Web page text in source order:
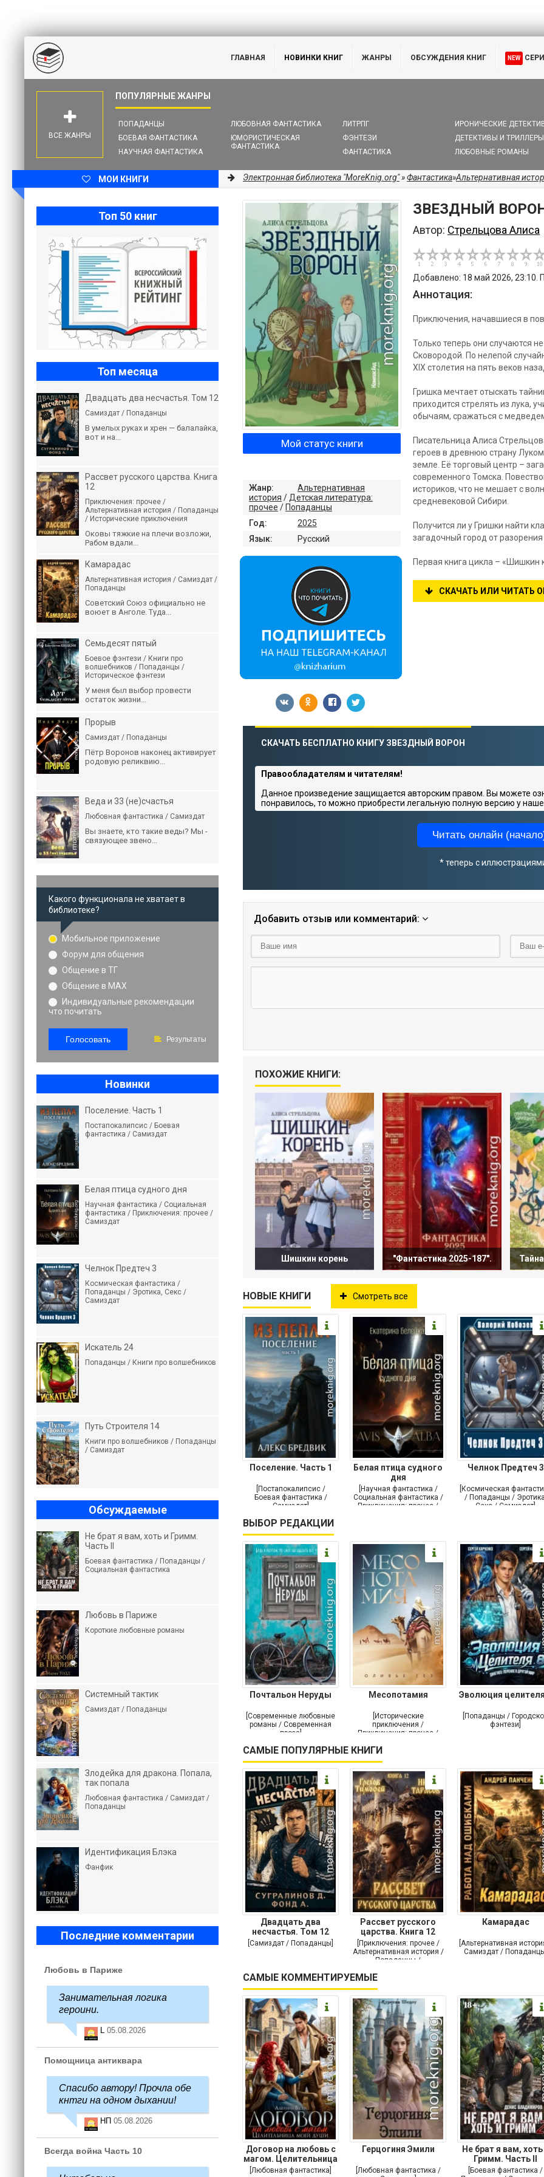
ГЛАВНАЯ НОВИНКИ КНИГ ЖАНРЫ ОБСУЖДЕНИЯ КНИГ NEW
ПОПАДАНЦЫ
БОЕВАЯ ФАНТАСТИКА
НАУЧНАЯ ФАНТАСТИКА
ЛЮБОВНАЯ ФАНТАСТИКА
ЮМОРИСТИЧЕСКАЯ
ФАНТАСТИКА
ЛИТРПГ
ФЭНТЕЗИ
ФАНТАСТИКА
ИРОНИЧЕСКИЕ
ДЕТЕКТИВЫ И ТРИЛЛЕРЫ
ЛЮБОВНЫЕ РОМАНЫ
ВСЕ ЖАНРЫ
МОИ КНИГИ Электронная библиотека "MoreKnig.org"»Фантастика»Альтернативная
ЗВЕЗДНЫЙ
Автор: Стрельцова Алиса
Добавлено: 18 май 2026, 23:10.
Аннотация:
Приключения, начавшиеся в
Только теперь они случаются
Сковородой. По нелепой
XIX столетия на пять веков
Гришка мечтает отыскать
приходится стрелять из лука,
обычаям, сражаться с
Писательница Алиса
героев в древнюю страну
земле. Её торговый центр –
современного Томска.
историков, что не мешает с
средневековой Сибири.
Получится ли у Гришки найти
загадочный город от
Первая книга цикла – «Шишкин
СКАЧАТЬ ИЛИ ЧИТАТЬ
Мой статус книги
Жанр:
Альтернативная
история /Детская литература:
прочее / Попаданцы
Год:
2025
Язык:
Русский
СКАЧАТЬ БЕСПЛАТНО КНИГУ ЗВЕЗДНЫЙ ВОРОН
Правообладателям и читателям!
Данное произведение защищается авторским правом. Вы можете
понравилось, то можно приобрести легальную полную версию у
Читать онлайн
* теперь с
Добавить отзыв или комментарий:
ПОХОЖИЕ КНИГИ:
Шишкин корень "Фантастика 2025-187".
НОВЫЕ КНИГИ Смотреть все
Поселение. Часть 1
[Постапокалипсис /
Боевая фантастика /
Самиздат]
Белая птица судного
дня
[Научная фантастика /
Социальная фантастика /
Приключения: прочее /
Челнок Предтеч 3
[Космическая
/ Попаданцы /
Секс / Самиздат]
ВЫБОР РЕДАКЦИИ
Почтальон Неруды
[Современные любовные
романы / Современная
проза]
Месопотамия
[Исторические
приключения /
Приключения: прочее /
Историческая проза]
Эволюция
[Попаданцы /
фэнтези]
САМЫЕ ПОПУЛЯРНЫЕ КНИГИ
Двадцать два
несчастья. Том 12
[Самиздат / Попаданцы]
Рассвет русского
царства. Книга 12
[Приключения: прочее /
Альтернативная история /
Попаданцы /
приключения]
Камарадас
[Альтернативная
Самиздат /
САМЫЕ КОММЕНТИРУЕМЫЕ
Договор на любовь с
магом. Целительница
моей души
[Любовная фантастика]
Герцогиня Эмили
[Любовная фантастика /
Не брат я вам, хоть
Гримм. Часть II
[Боевая фантастика /
Топ 50 книг
Топ месяца
Двадцать два несчастья. Том 12
Самиздат / Попаданцы
В умелых руках и хрен — балалайка,
вот и на...
Рассвет русского царства. Книга
12
Приключения: прочее /
Альтернативная история / Попаданцы
/ Исторические приключения
Оковы тяжкие на плечи возложи,
Рабом вдали...
Камарадас
Альтернативная история / Самиздат /
Попаданцы
Советский Союз официально не
воюет в Анголе. Туда...
Семьдесят пятый
Боевое фэнтези / Книги про
волшебников / Попаданцы /
Историческое фэнтези
У меня был выбор провести
остаток жизни...
Прорыв
Самиздат / Попаданцы
Пётр Воронов наконец активирует
родовую реликвию...
Веда и 33 (не)счастья
Любовная фантастика / Самиздат
Вы знаете, кто такие веды? Мы -
связующее звено...
Какого функционала не хватает в
библиотеке?
Мобильное приложение
Форум для общения
Общение в ТГ
Общение в MAX
Индивидуальные рекомендации
что почитать
Голосовать Результаты
Новинки
Поселение. Часть 1
Постапокалипсис / Боевая
фантастика / Самиздат
Белая птица судного дня
Научная фантастика / Социальная
фантастика / Приключения: прочее /
Самиздат
Челнок Предтеч 3
Космическая фантастика /
Попаданцы / Эротика, Секс /
Самиздат
Искатель 24
Попаданцы / Книги про волшебников
Путь Строителя 14
Книги про волшебников / Попаданцы
/ Самиздат
Обсуждаемые
Не брат я вам, хоть и Гримм.
Часть II
Боевая фантастика / Попаданцы /
Социальная фантастика
Любовь в Париже
Короткие любовные романы
Системный тактик
Самиздат / Попаданцы
Злодейка для дракона. Попала,
так попала
Любовная фантастика / Самиздат /
Попаданцы
Идентификация Блэка
Фанфик
Последние комментарии
Любовь в Париже
Занимательная логика
героини.
L 05.08.2026
Помощница антиквара
Спасибо автору! Прочла обе
кнтги на одном дыхании!
НП 05.08.2026
Всегда война Часть 10